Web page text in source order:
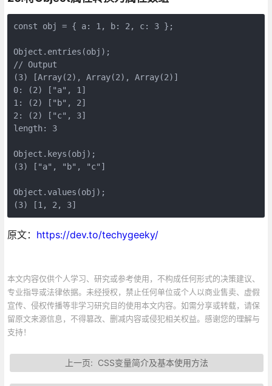
const obj = { a: 1, b: 2, c: 3 };
Object.entries(obj);
// Output
(3) [Array(2), Array(2), Array(2)]
0: (2) ["a", 1]
1: (2) ["b", 2]
2: (2) ["c", 3]
length: 3
Object.keys(obj);
(3) ["a", "b", "c"]
Object.values(obj);
(3) [1, 2, 3]
原文： https://dev.to/techygeeky/
本文内容仅供个人学习、研究或参考使用，不构成任何形式的决策建议、
专业指导或法律依据。未经授权，禁止任何单位或个人以商业售卖、虚假
宣传、侵权传播等非学习研究目的使用本文内容。如需分享或转载，请保
留原文来源信息，不得篡改、删减内容或侵犯相关权益。感谢您的理解与
支持！
上一页: CSS变量简介及基本使用方法